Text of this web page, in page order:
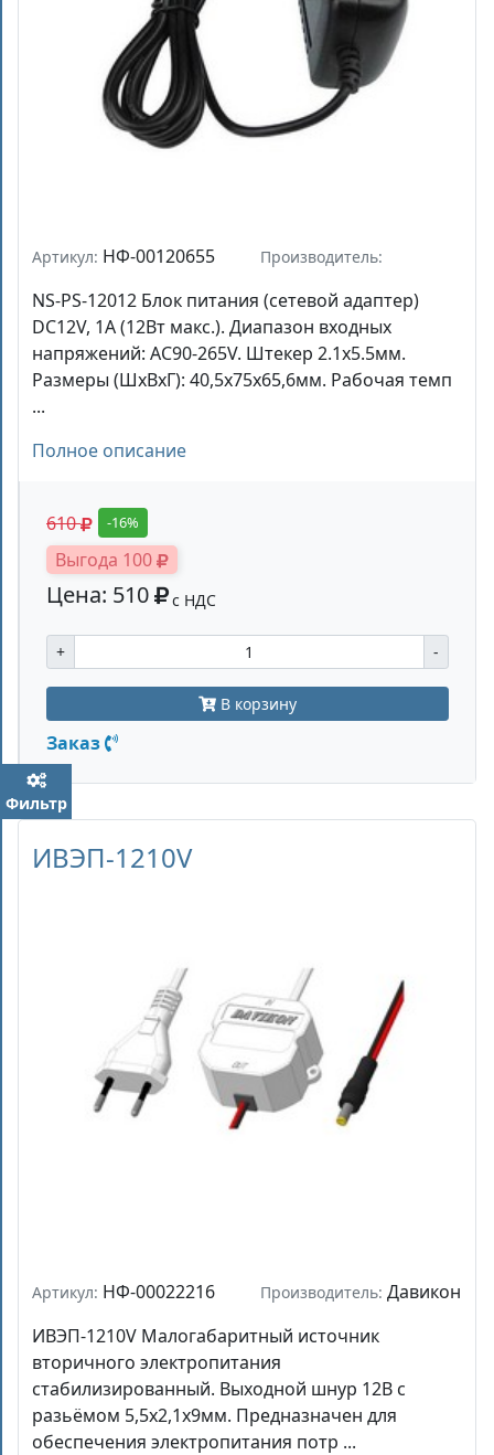
Артикул: НФ-00120655 Производитель:
NS-PS-12012 Блок питания (сетевой адаптер)
DC12V, 1A (12Вт макс.). Диапазон входных
напряжений: AC90-265V. Штекер 2.1x5.5мм.
Размеры (ШхВхГ): 40,5x75x65,6мм. Рабочая темп
...
Полное описание
610 -16%
Выгода 100
Цена: 510 с НДС
+ -
В корзину
Заказ
ИВЭП-1210V
Артикул: НФ-00022216 Производитель: Давикон
ИВЭП-1210V Малогабаритный источник
вторичного электропитания
стабилизированный. Выходной шнур 12В с
разьёмом 5,5х2,1х9мм. Предназначен для
обеспечения электропитания потр ...
Фильтр